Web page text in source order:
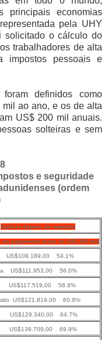
principais economias
pela UHY
solicitado o cálculo do
trabalhadores de alta
impostos pessoais e
definidos como
ao ano, e os de alta
US$ 200 mil anuais.
solteiras e sem
e seguridade
(ordem
Salário depois do imposto
em pagamento bruto de US$ 200 mil)
54.1%
US$111.953,00 56.0%
US$117.519,00 58.8%
US$121.819,00 60.9%
US$129.340,00 64.7%
69.9%